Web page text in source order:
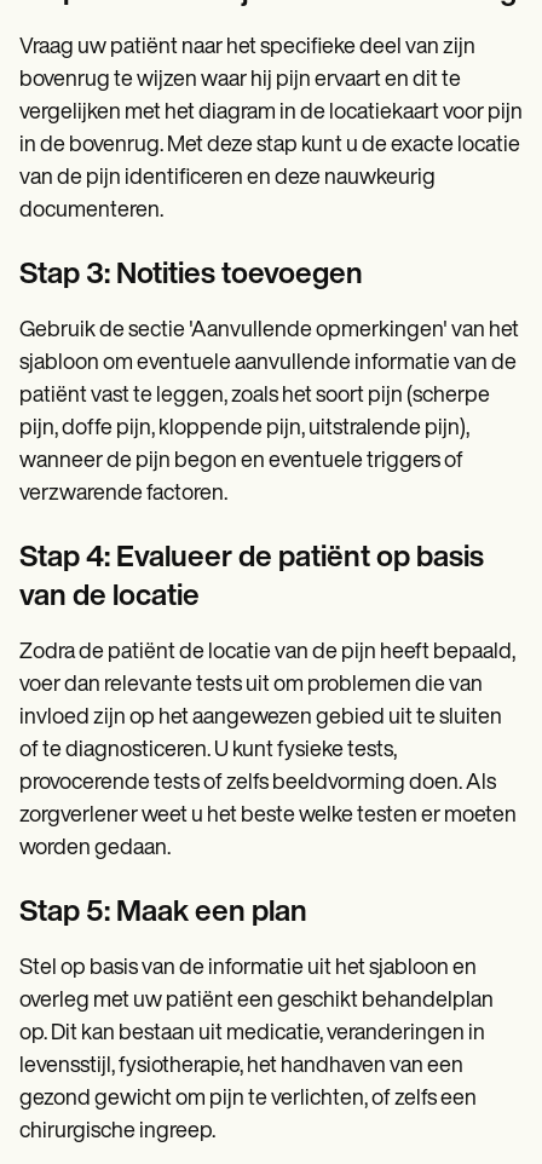
Vraag uw patiënt naar het specifieke deel van zijn
bovenrug te wijzen waar hij pijn ervaart en dit te
vergelijken met het diagram in de locatiekaart voor pijn
in de bovenrug. Met deze stap kunt u de exacte locatie
van de pijn identificeren en deze nauwkeurig
documenteren.
Stap 3: Notities toevoegen
Gebruik de sectie 'Aanvullende opmerkingen' van het
sjabloon om eventuele aanvullende informatie van de
patiënt vast te leggen, zoals het soort pijn (scherpe
pijn, doffe pijn, kloppende pijn, uitstralende pijn),
wanneer de pijn begon en eventuele triggers of
verzwarende factoren.
Stap 4: Evalueer de patiënt op basis
van de locatie
Zodra de patiënt de locatie van de pijn heeft bepaald,
voer dan relevante tests uit om problemen die van
invloed zijn op het aangewezen gebied uit te sluiten
of te diagnosticeren. U kunt fysieke tests,
provocerende tests of zelfs beeldvorming doen. Als
zorgverlener weet u het beste welke testen er moeten
worden gedaan.
Stap 5: Maak een plan
Stel op basis van de informatie uit het sjabloon en
overleg met uw patiënt een geschikt behandelplan
op. Dit kan bestaan uit medicatie, veranderingen in
levensstijl, fysiotherapie, het handhaven van een
gezond gewicht om pijn te verlichten, of zelfs een
chirurgische ingreep.